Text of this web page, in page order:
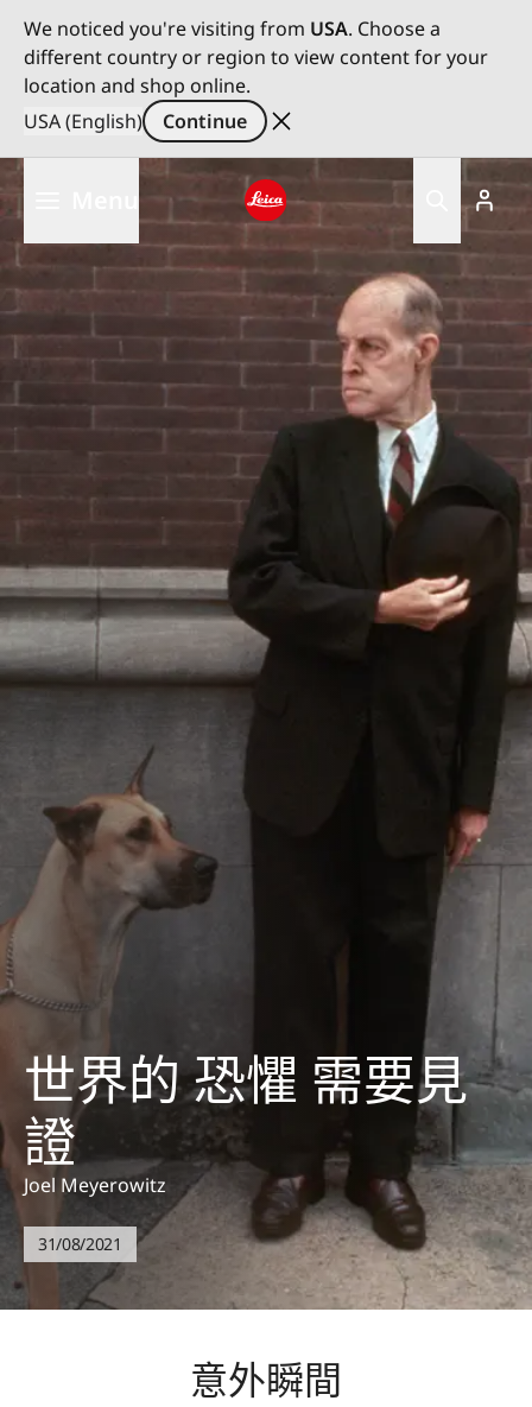
We noticed you're visiting from USA. Choose a
different country or region to view content for your
location and shop online.
USA (English)
Continue
Skip
to
content
Leica logo - Home
世界的 恐懼 需要見
證
Joel Meyerowitz
31/08/2021
意外瞬間